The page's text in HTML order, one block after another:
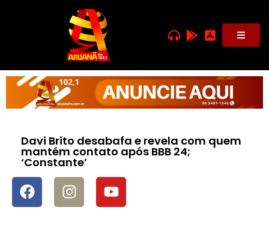
Davi Brito desabafa e revela com quem
mantém contato após BBB 24;
‘Constante’